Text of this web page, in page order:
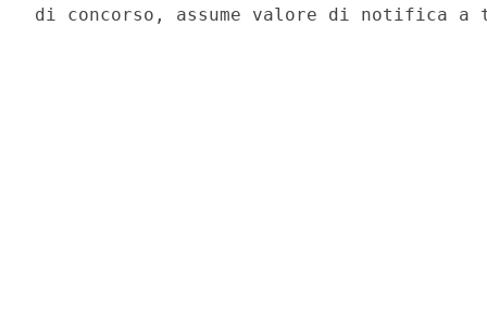
di concorso, assume valore di